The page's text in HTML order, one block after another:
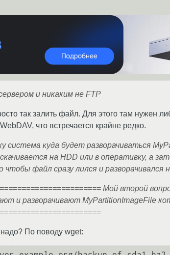
и никаким не FTP
так залить файл. Для этого там нужен
что встречается крайне редко.
система куда будет разворачиваться
на HDD или в оперативку, а
файл сразу лился и разворачивался
Мой второй
и разворачивают MyPartitionImageFile
По поводу wget: